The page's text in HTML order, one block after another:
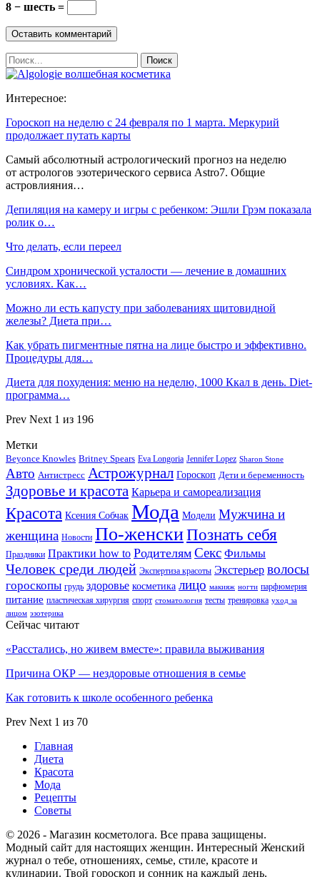
8 − шесть =
Интересное:
Гороскоп на неделю с 24 февраля по 1 марта. Меркурий
продолжает путать карты
Самый абсолютный астрологический прогноз на неделю
от астрологов эзотерического сервиса Astro7. Общие
астровлияния…
Депиляция на камеру и игры с ребенком: Эшли Грэм показала
ролик о…
Что делать, если переел
Синдром хронической усталости — лечение в домашних
условиях. Как…
Можно ли есть капусту при заболеваниях щитовидной
железы? Диета при…
Как убрать пигментные пятна на лице быстро и эффективно.
Процедуры для…
Диета для похудения: меню на неделю, 1000 Ккал в день. Diet-
программа…
Prev Next 1 из 196
Метки
Beyonce Knowles Britney Spears Eva Longoria Jennifer Lopez Sharon Stone
Авто Антистресс Астрожурнал Гороскоп Дети и беременность
Здоровье и красота Карьера и самореализация
Красота Ксения Собчак Мода Модели Мужчина и
женщина Новости По-женскиПознать себя
Праздники Практики how to Родителям Секс Фильмы
Человек среди людей Экспертиза красоты Экстерьер волосы
гороскопы грудь здоровье косметика лицо макияж ногти парфюмерия
питание пластическая хирургия спорт стоматология тесты тренировка уход за
лицом эзотерика
Сейчас читают
«Расстались, но живем вместе»: правила выживания
Причина ОКР — нездоровые отношения в семье
Как готовить к школе особенного ребенка
Prev Next 1 из 70
Главная
Диета
Красота
Мода
Рецепты
Советы
© 2026 - Магазин косметолога. Все права защищены.
Модный сайт для настоящих женщин. Интересный Женский
журнал о тебе, отношениях, семье, стиле, красоте и
кулинарии. Твой гороскоп и сонник на каждый день.